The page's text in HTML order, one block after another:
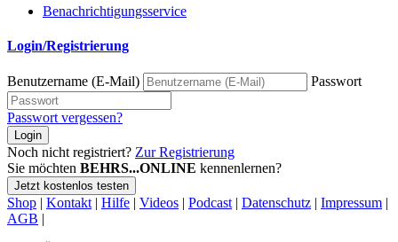
Benachrichtigungsservice
Login/Registrierung
Benutzername (E-Mail) Passwort
Passwort vergessen?
Login
Noch nicht registriert? Zur Registrierung
Sie möchten BEHRS...ONLINE kennenlernen?
Jetzt kostenlos testen
Shop | Kontakt | Hilfe | Videos | Podcast | Datenschutz | Impressum |
AGB |